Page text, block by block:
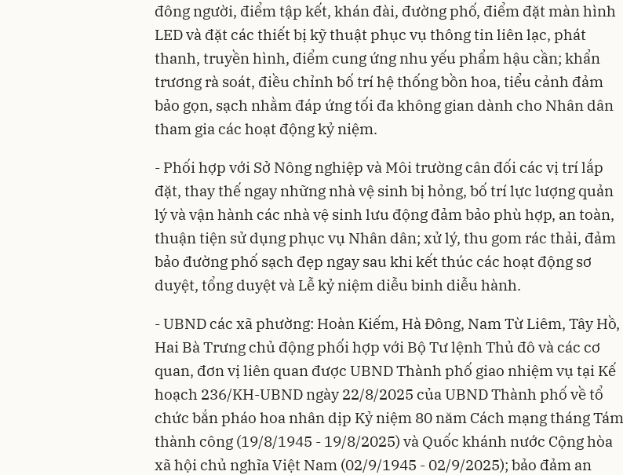
đông người, điểm tập kết, khán đài, đường phố, điểm đặt màn hình
LED và đặt các thiết bị kỹ thuật phục vụ thông tin liên lạc, phát
thanh, truyền hình, điểm cung ứng nhu yếu phẩm hậu cần; khẩn
trương rà soát, điều chỉnh bố trí hệ thống bồn hoa, tiểu cảnh đảm
bảo gọn, sạch nhằm đáp ứng tối đa không gian dành cho Nhân dân
tham gia các hoạt động kỷ niệm.
- Phối hợp với Sở Nông nghiệp và Môi trường cân đối các vị trí lắp
đặt, thay thế ngay những nhà vệ sinh bị hỏng, bố trí lực lượng quản
lý và vận hành các nhà vệ sinh lưu động đảm bảo phù hợp, an toàn,
thuận tiện sử dụng phục vụ Nhân dân; xử lý, thu gom rác thải, đảm
bảo đường phố sạch đẹp ngay sau khi kết thúc các hoạt động sơ
duyệt, tổng duyệt và Lễ kỷ niệm diễu binh diễu hành.
- UBND các xã phường: Hoàn Kiếm, Hà Đông, Nam Từ Liêm, Tây Hồ,
Hai Bà Trưng chủ động phối hợp với Bộ Tư lệnh Thủ đô và các cơ
quan, đơn vị liên quan được UBND Thành phố giao nhiệm vụ tại Kế
hoạch 236/KH-UBND ngày 22/8/2025 của UBND Thành phố về tổ
chức bắn pháo hoa nhân dịp Kỷ niệm 80 năm Cách mạng tháng Tám
thành công (19/8/1945 - 19/8/2025) và Quốc khánh nước Cộng hòa
xã hội chủ nghĩa Việt Nam (02/9/1945 - 02/9/2025); bảo đảm an